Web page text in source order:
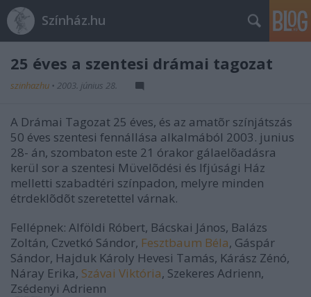
Színház.hu
25 éves a szentesi drámai tagozat
szinhazhu • 2003. június 28.
A Drámai Tagozat 25 éves, és az amatõr színjátszás
50 éves szentesi fennállása alkalmából 2003. junius
28- án, szombaton este 21 órakor gálaelõadásra
kerül sor a szentesi Müvelõdési és Ifjúsági Ház
melletti szabadtéri színpadon, melyre minden
étrdeklõdõt szeretettel várnak.
Fellépnek: Alföldi Róbert, Bácskai János, Balázs
Zoltán, Czvetkó Sándor, Fesztbaum Béla, Gáspár
Sándor, Hajduk Károly Hevesi Tamás, Kárász Zénó,
Náray Erika, Szávai Viktória, Szekeres Adrienn,
Zsédenyi Adrienn